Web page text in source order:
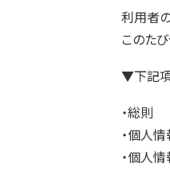
利用者
このた
▼下記項
・総則
・個人
・個人